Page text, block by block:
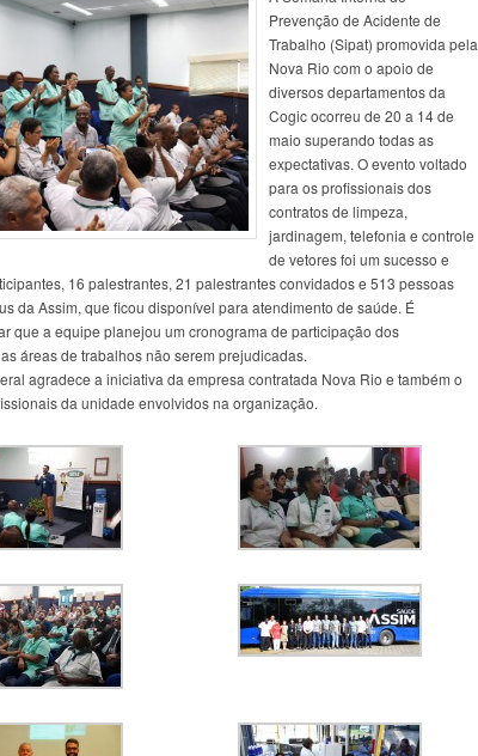
Prevenção de Acidente de
Trabalho (Sipat) promovida pela
Nova Rio com o apoio de
diversos departamentos da
Cogic ocorreu de 20 a 14 de
maio superando todas as
expectativas. O evento voltado
para os profissionais dos
contratos de limpeza,
jardinagem, telefonia e controle
de vetores foi um sucesso e
16 palestrantes, 21 palestrantes convidados e 513 pessoas
da Assim, que ficou disponível para atendimento de saúde. É
que a equipe planejou um cronograma de participação dos
áreas de trabalhos não serem prejudicadas.
agradece a iniciativa da empresa contratada Nova Rio e também o
da unidade envolvidos na organização.